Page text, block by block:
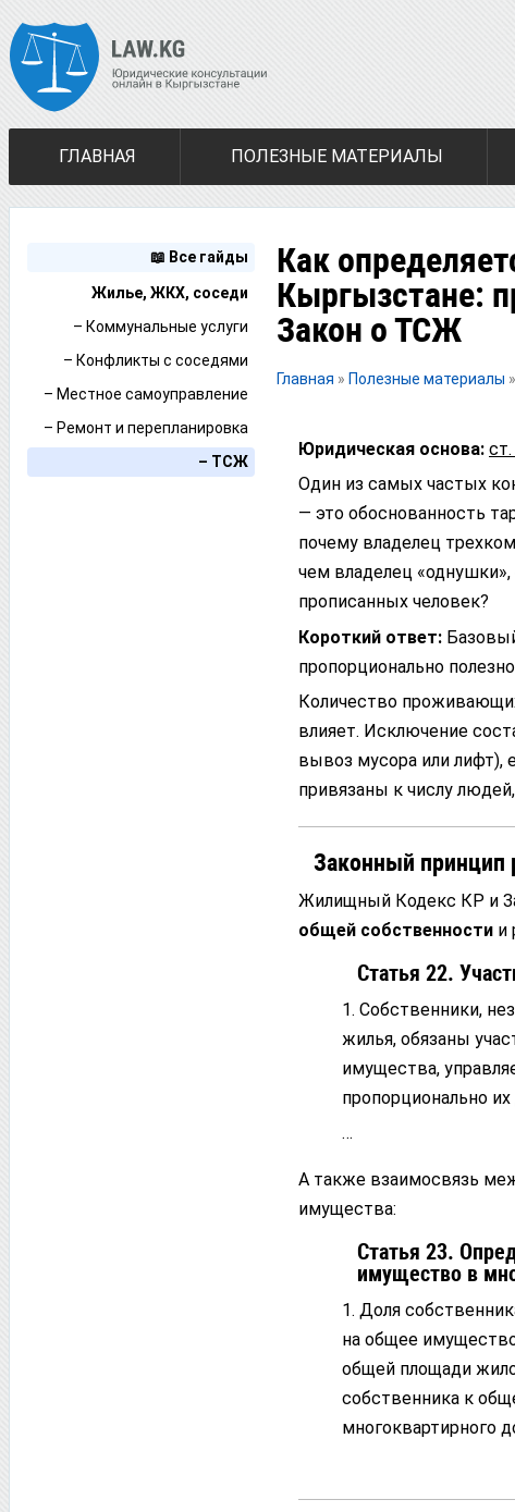
ГЛАВНАЯ ПОЛЕЗНЫЕ МАТЕРИАЛЫ
📖 Все гайды
Жилье, ЖКХ, соседи
– Коммунальные услуги
– Конфликты с соседями
– Местное самоуправление
– Ремонт и перепланировка
– ТСЖ
Как
Кыргызстане:
Закон о ТСЖ
Главная » Полезные материалы »
Юридическая основа:
Один из самых частых
— это обоснованность
почему владелец
чем владелец
прописанных человек?
Короткий ответ:
пропорционально
Количество
влияет. Исключение
вывоз мусора или
привязаны к числу
Законный принцип
Жилищный Кодекс КР и
общей собственности и
Статья 22.
1. Собственники,
жилья, обязаны
имущества,
пропорционально
…
А также взаимосвязь
имущества:
Статья 23.
имущество в
1. Доля
на общее
общей площади
собственника к
многоквартирного